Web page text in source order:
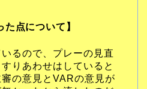
た点について】
るので、プレーの見直
りあわせはしていると
の意見とVARの意見が